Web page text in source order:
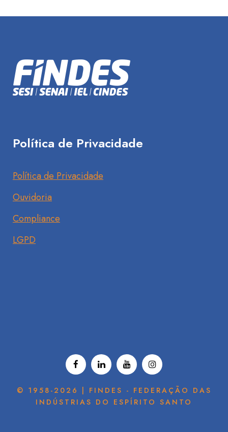
Política de Privacidade
Política de Privacidade
Ouvidoria
Compliance
LGPD
© 1958-2026 | FINDES - FEDERAÇÃO DAS
INDÚSTRIAS DO ESPÍRITO SANTO